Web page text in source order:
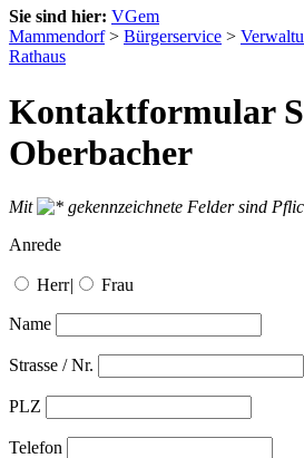
Sie sind hier: VGem
Mammendorf> Bürgerservice >
Rathaus
Kontaktformular
Oberbacher
Mit
gekennzeichnete Felder sind
Anrede
Herr| Frau
Name
Strasse / Nr.
PLZ
Telefon